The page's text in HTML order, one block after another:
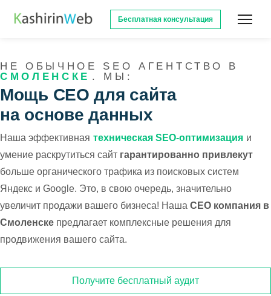
Бесплатная консультация
НЕ ОБЫЧНОЕ SEO АГЕНТСТВО В
СМОЛЕНСКЕ . МЫ:
Мощь СЕО для сайта
на основе данных
Наша эффективная техническая SEO-оптимизация и
умение раскрутиться сайт гарантированно привлекут
больше органического трафика из поисковых систем
Яндекс и Google. Это, в свою очередь, значительно
увеличит продажи вашего бизнеса! Наша СЕО компания в
Смоленске предлагает комплексные решения для
продвижения вашего сайта.
Получите бесплатный аудит